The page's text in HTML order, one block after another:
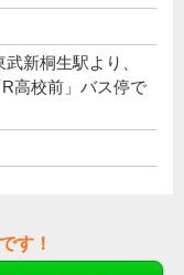
新桐生駅より、
高校前」バス停で
す！